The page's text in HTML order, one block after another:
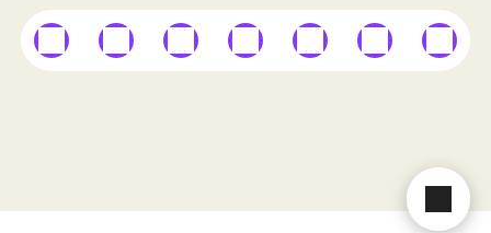
Besuchen Sie dieBARMER auf
externer Linkexterner Linkexterner Linkexterner Linkexterner Linkexterner Link